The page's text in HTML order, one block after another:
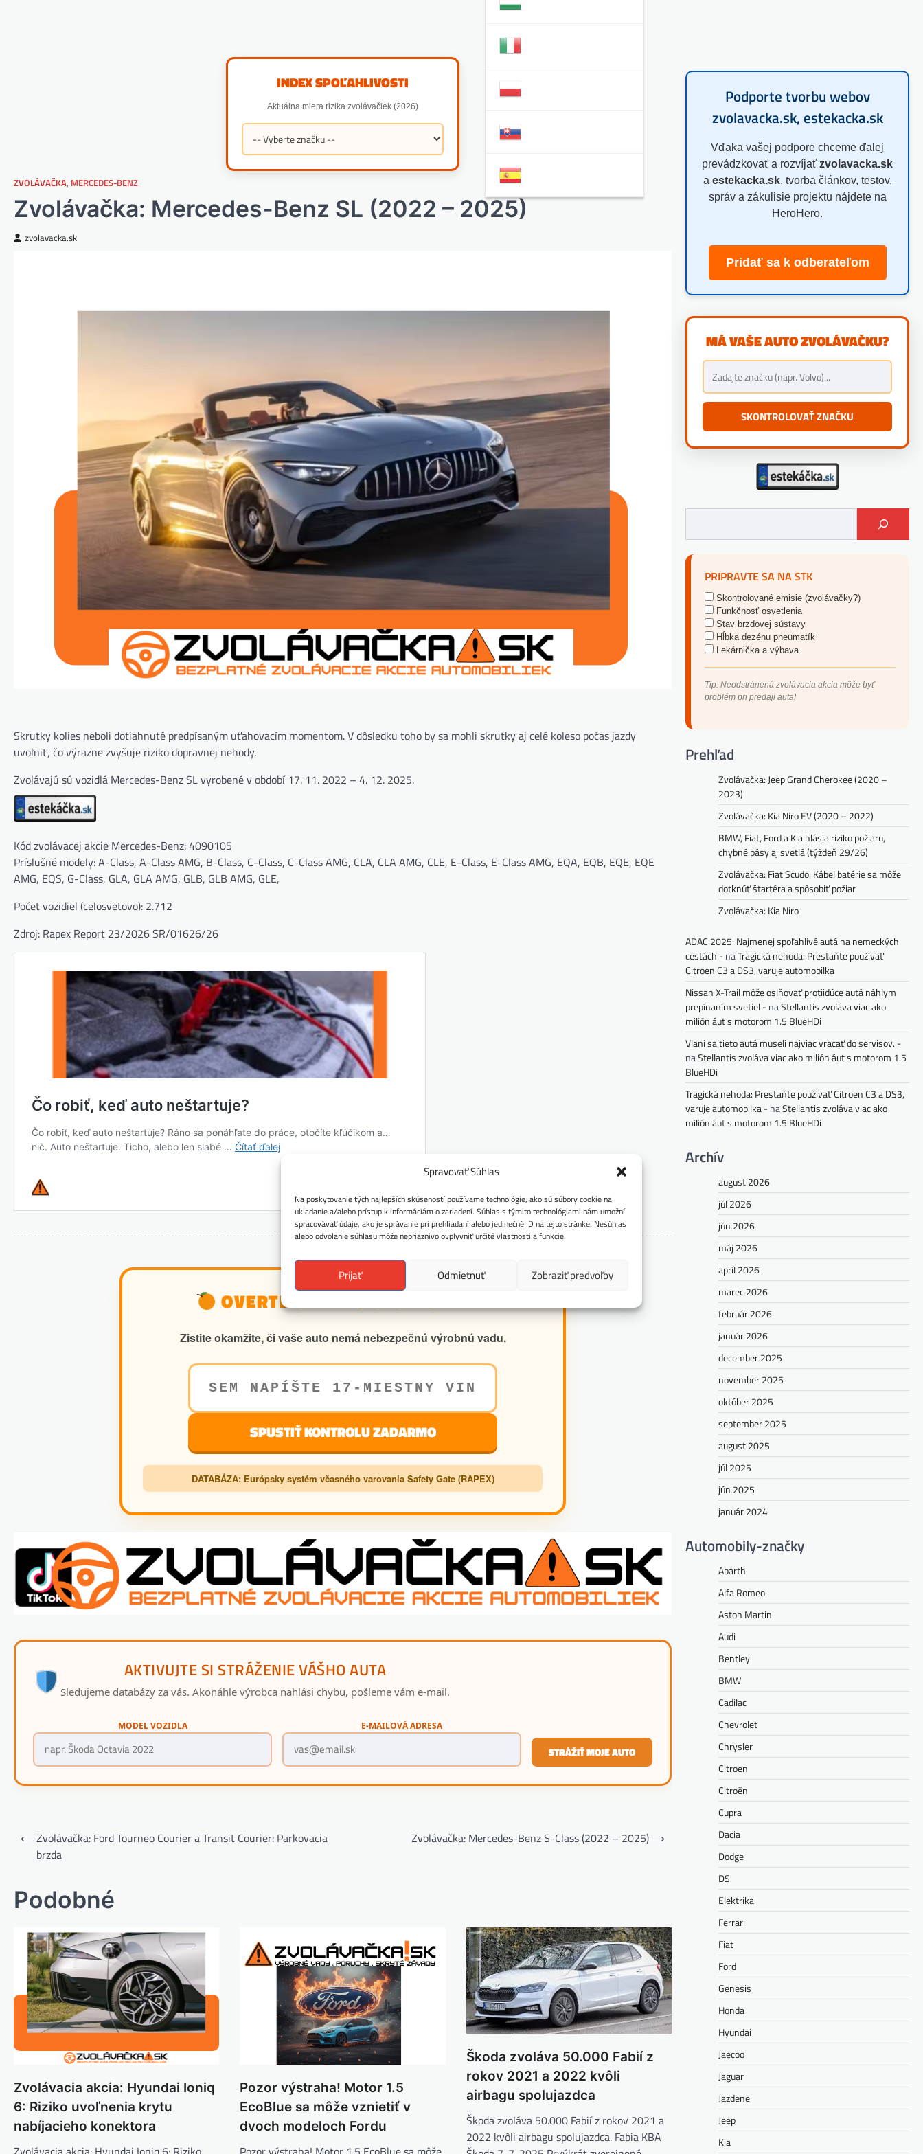
Spravovať Súhlas
Na poskytovanie tých najlepších skúseností používame technológie, ako sú súbory cookie na
ukladanie a/alebo prístup k informáciám o zariadení. Súhlas s týmito technológiami nám umožní
spracovávať údaje, ako je správanie pri prehliadaní alebo jedinečné ID na tejto stránke. Nesúhlas
alebo odvolanie súhlasu môže nepriaznivo ovplyvniť určité vlastnosti a funkcie.
Prijať Odmietnuť Zobraziť predvoľby
INDEX SPOĽAHLIVOSTI
Aktuálna miera rizika zvolávačiek (2026)
ZVOLÁVAČKA, MERCEDES-BENZ
Zvolávačka: Mercedes-Benz SL (2022 – 2025)
zvolavacka.sk
Skrutky kolies neboli dotiahnuté predpísaným uťahovacím momentom. V dôsledku toho by sa mohli skrutky aj celé koleso počas jazdy
uvoľniť, čo výrazne zvyšuje riziko dopravnej nehody.
Zvolávajú sú vozidlá Mercedes-Benz SL vyrobené v období 17. 11. 2022 – 4. 12. 2025.
Kód zvolávacej akcie Mercedes-Benz: 4090105
Príslušné modely: A-Class, A-Class AMG, B-Class, C-Class, C-Class AMG, CLA, CLA AMG, CLE, E-Class, E-Class AMG, EQA, EQB, EQE, EQE
AMG, EQS, G-Class, GLA, GLA AMG, GLB, GLB AMG, GLE,
Počet vozidiel (celosvetovo): 2.712
Zdroj: Rapex Report 23/2026 SR/01626/26
OVERTE SI VIN ČÍSLO VOZIDLA
Zistite okamžite, či vaše auto nemá nebezpečnú výrobnú vadu.
SPUSTIŤ KONTROLU ZADARMO
DATABÁZA: Európsky systém včasného varovania Safety Gate (RAPEX)
AKTIVUJTE SI STRÁŽENIE VÁŠHO AUTA
Sledujeme databázy za vás. Akonáhle výrobca nahlási chybu, pošleme vám e-mail.
MODEL VOZIDLA E-MAILOVÁ ADRESA
STRÁŽIŤ MOJE AUTO
Navigácia
⟵Zvolávačka: Ford Tourneo Courier a Transit Courier: Parkovacia
brzda
Zvolávačka: Mercedes-Benz S-Class (2022 – 2025)⟶
Podobné
Zvolávacia akcia: Hyundai Ioniq
6: Riziko uvoľnenia krytu
nabíjacieho konektora
Pozor výstraha! Motor 1.5
EcoBlue sa môže vznietiť v
dvoch modeloch Fordu
Škoda zvoláva 50.000 Fabií z
rokov 2021 a 2022 kvôli
airbagu spolujazdca
Škoda zvoláva 50.000 Fabií z rokov 2021 a
2022 kvôli airbagu spolujazdca. Fabia KBA
Podporte tvorbu webov
zvolavacka.sk, estekacka.sk
Vďaka vašej podpore chceme ďalej
prevádzkovať a rozvíjať zvolavacka.sk
a estekacka.sk. tvorba článkov, testov,
správ a zákulisie projektu nájdete na
HeroHero.
Pridať sa k odberateľom
MÁ VAŠE AUTO ZVOLÁVAČKU?
SKONTROLOVAŤ ZNAČKU
PRIPRAVTE SA NA STK
Skontrolované emisie (zvolávačky?)
Funkčnosť osvetlenia
Stav brzdovej sústavy
Hĺbka dezénu pneumatík
Lekárnička a výbava
Tip: Neodstránená zvolávacia akcia môže byť
problém pri predaji auta!
Prehľad
Zvolávačka: Jeep Grand Cherokee (2020 –
2023)
Zvolávačka: Kia Niro EV (2020 – 2022)
BMW, Fiat, Ford a Kia hlásia riziko požiaru,
chybné pásy aj svetlá (týždeň 29/26)
Zvolávačka: Fiat Scudo: Kábel batérie sa môže
dotknúť štartéra a spôsobiť požiar
Zvolávačka: Kia Niro
ADAC 2025: Najmenej spoľahlivé autá na nemeckých
cestách -naTragická nehoda: Prestaňte používať
Citroen C3 a DS3, varuje automobilka
Nissan X-Trail môže oslňovať protiidúce autá náhlym
prepínaním svetiel -naStellantis zvoláva viac ako
milión áut s motorom 1.5 BlueHDi
Vlani sa tieto autá museli najviac vracať do servisov. -
naStellantis zvoláva viac ako milión áut s motorom 1.5
BlueHDi
Tragická nehoda: Prestaňte používať Citroen C3 a DS3,
varuje automobilka -naStellantis zvoláva viac ako
milión áut s motorom 1.5 BlueHDi
Archív
august 2026
júl 2026
jún 2026
máj 2026
apríl 2026
marec 2026
február 2026
január 2026
december 2025
november 2025
október 2025
september 2025
august 2025
júl 2025
jún 2025
január 2024
Automobily-značky
Abarth
Alfa Romeo
Aston Martin
Audi
Bentley
BMW
Cadilac
Chevrolet
Chrysler
Citroen
Citroën
Cupra
Dacia
Dodge
DS
Elektrika
Ferrari
Fiat
Ford
Genesis
Honda
Hyundai
Jaecoo
Jaguar
Jazdene
Jeep
Kia